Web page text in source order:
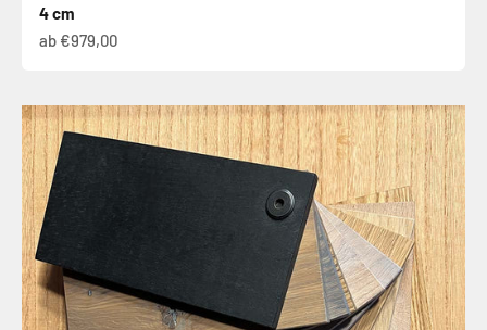
4 cm
Angebot
ab €979,00